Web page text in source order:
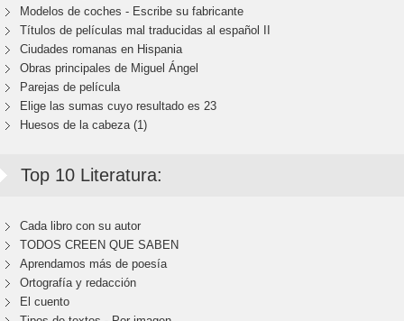
Modelos de coches - Escribe su fabricante
Títulos de películas mal traducidas al español II
Ciudades romanas en Hispania
Obras principales de Miguel Ángel
Parejas de película
Elige las sumas cuyo resultado es 23
Huesos de la cabeza (1)
Top 10 Literatura:
Cada libro con su autor
TODOS CREEN QUE SABEN
Aprendamos más de poesía
Ortografía y redacción
El cuento